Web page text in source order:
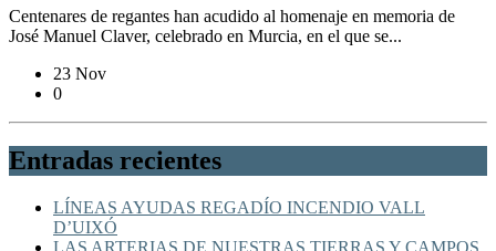
Centenares de regantes han acudido al homenaje en memoria de
José Manuel Claver, celebrado en Murcia, en el que se...
23 Nov
0
Entradas recientes
LÍNEAS AYUDAS REGADÍO INCENDIO VALL
D’UIXÓ
LAS ARTERIAS DE NUESTRAS TIERRAS Y CAMPOS